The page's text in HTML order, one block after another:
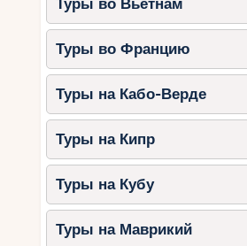
Туры во Вьетнам
Туры во Францию
Туры на Кабо-Верде
Туры на Кипр
Туры на Кубу
Туры на Маврикий